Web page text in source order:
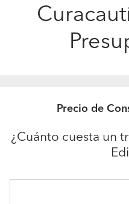
Precio de
¿Cuánto cuesta un